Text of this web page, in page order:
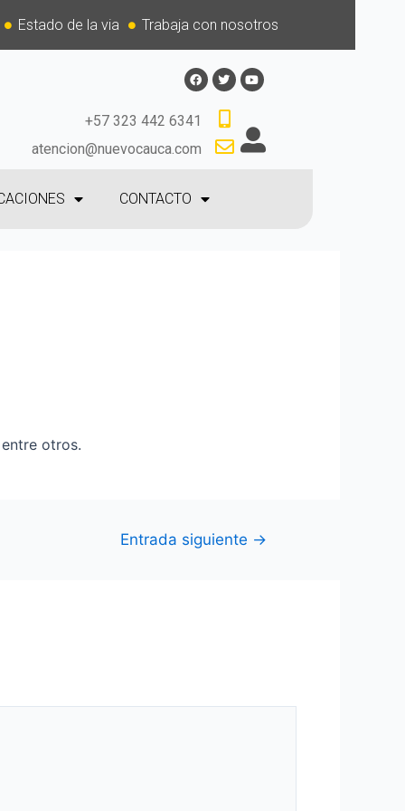
Estado de la via Trabaja con nosotros
+57 323 442 6341
atencion@nuevocauca.com
CONTACTO
otros.
Entrada siguiente →